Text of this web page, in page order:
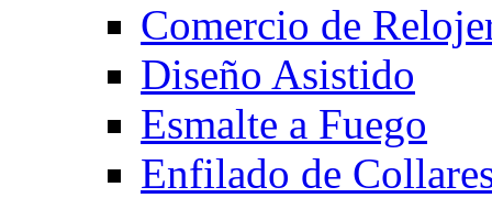
Comercio de
Diseño Asistido
Esmalte a Fuego
Enfilado de